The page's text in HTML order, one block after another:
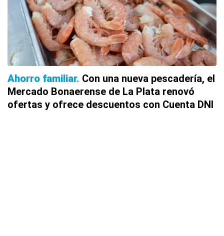
Ahorro familiar Con una nueva pescadería, el
Mercado Bonaerense de La Plata renovó
ofertas y ofrece descuentos con Cuenta DNI